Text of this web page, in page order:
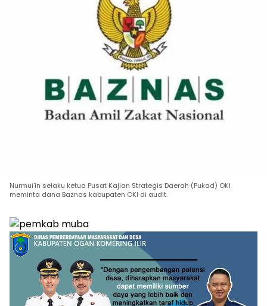
Nurmui'in selaku ketua Pusat Kajian Strategis Daerah (Pukad) OKI
meminta dana Baznas kabupaten OKI di audit.